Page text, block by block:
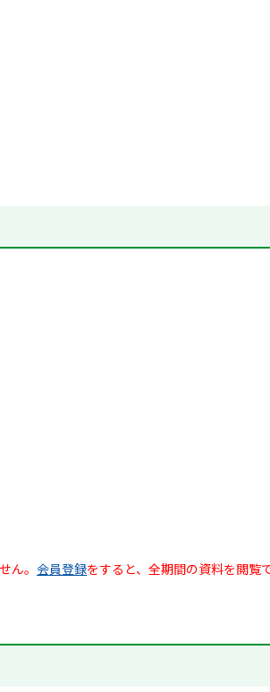
ん。 会員登録をすると、全期間の資料を閲覧